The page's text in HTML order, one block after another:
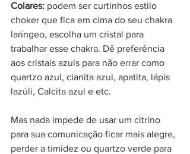
Colares: podem ser curtinhos estilo
choker que fica em cima do seu chakra
laríngeo, escolha um cristal para
trabalhar esse chakra. Dê preferência
aos cristais azuis para não errar como
quartzo azul, cianita azul, apatita, lápis
lazúli, Calcita azul e etc.
Mas nada impede de usar um citrino
para sua comunicação ficar mais alegre,
perder a timidez ou quartzo verde para